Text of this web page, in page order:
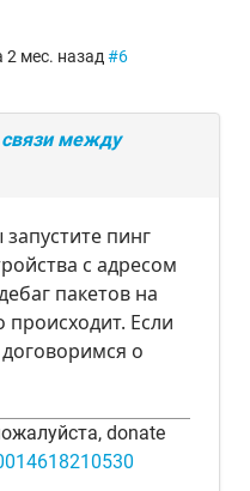
2 мес. назад #6
между
пинг
с адресом
пакетов на
Если
о
donate